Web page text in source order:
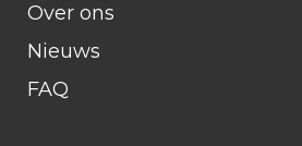
Over ons
Nieuws
FAQ